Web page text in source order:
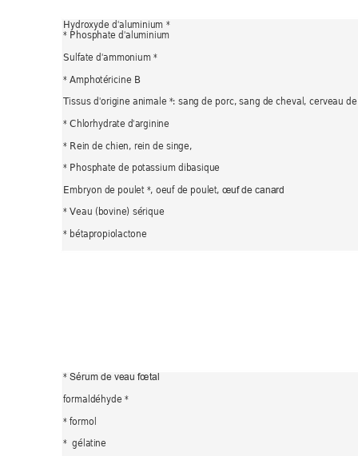
Hydroxyde d'aluminium *
* Phosphate d'aluminium
Sulfate d'ammonium *
* Amphotéricine B
Tissus d'origine animale *: sang de porc, sang de cheval, cerveau
* Chlorhydrate d'arginine
* Rein de chien, rein de singe,
* Phosphate de potassium dibasique
Embryon de poulet *, oeuf de poulet, œuf de canard
* Veau (bovine) sérique
* bétapropiolactone
* Sérum de veau fœtal
formaldéhyde *
* formol
*  gélatine